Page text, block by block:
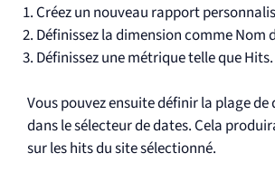
Créez un nouveau rapport
Définissez la dimension comme Nom
Définissez une métrique telle que Hits.
Vous pouvez ensuite définir la plage
dans le sélecteur de dates. Cela
sur les hits du site sélectionné.